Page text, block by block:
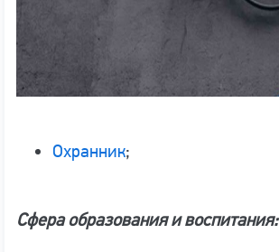
Охранник;
Сфера образования и воспитания: